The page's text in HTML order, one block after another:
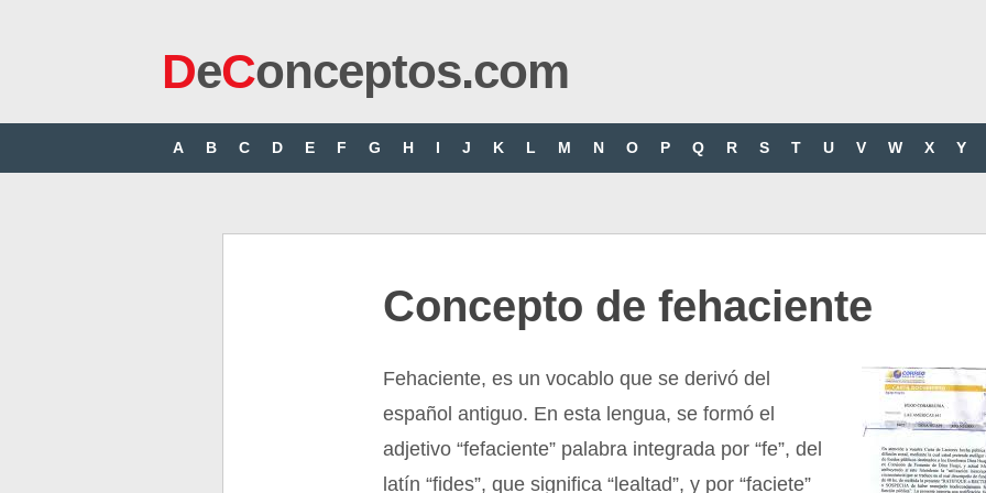
DeConceptos.com
A B C D E F G H I J K L M N O P Q R S T U V W X Y
Concepto de fehaciente
Fehaciente, es un vocablo que se derivó del
español antiguo. En esta lengua, se formó el
adjetivo “fefaciente” palabra integrada por “fe”, del
latín “fides”, que significa “lealtad”, y por “faciete”